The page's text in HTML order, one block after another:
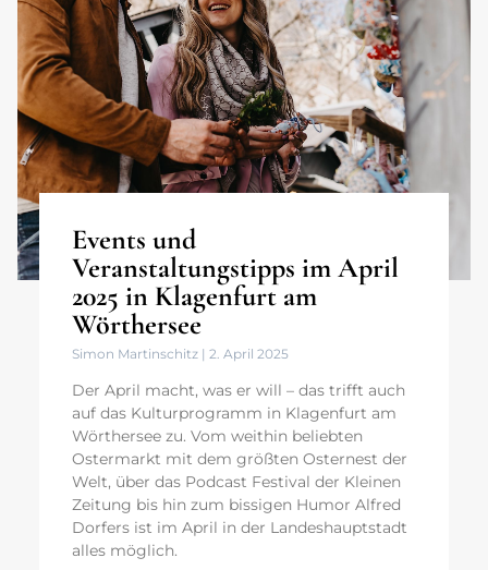
Events und
Veranstaltungstipps im April
2025 in Klagenfurt am
Wörthersee
Simon Martinschitz 2. April 2025
Der April macht, was er will – das trifft auch
auf das Kulturprogramm in Klagenfurt am
Wörthersee zu. Vom weithin beliebten
Ostermarkt mit dem größten Osternest der
Welt, über das Podcast Festival der Kleinen
Zeitung bis hin zum bissigen Humor Alfred
Dorfers ist im April in der Landeshauptstadt
alles möglich.